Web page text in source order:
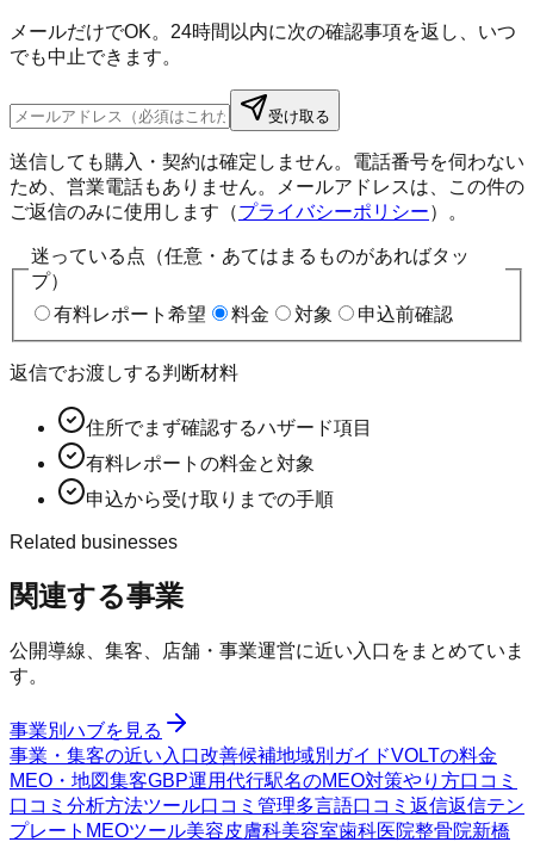
メールだけでOK。24時間以内に次の確認事項を返し、いつ
でも中止できます。
受け取る
送信しても購入・契約は確定しません。電話番号を伺わない
ため、営業電話もありません。メールアドレスは、この件の
ご返信のみに使用します（プライバシーポリシー）。
迷っている点（任意・あてはまるものがあればタッ
プ）
有料レポート希望
料金 対象 申込前確認
返信でお渡しする判断材料
住所でまず確認するハザード項目
有料レポートの料金と対象
申込から受け取りまでの手順
Related businesses
関連する事業
公開導線、集客、店舗・事業運営に近い入口をまとめていま
す。
事業別ハブを見る
事業・集客の近い入口改善候補地域別ガイドVOLTの料金
MEO・地図集客GBP運用代行駅名のMEO対策やり方口コミ
口コミ分析方法ツール口コミ管理多言語口コミ返信返信テン
プレート MEOツール美容皮膚科美容室歯科医院整骨院新橋